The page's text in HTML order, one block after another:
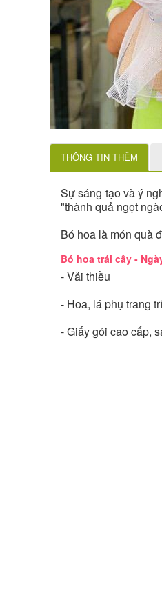
THÔNG TIN THÊM
Sự sáng tạo và ý
"thành quả ngọt
Bó hoa là món quà
Bó hoa trái cây -
- Vải thiều
- Hoa, lá phụ trang trí
- Giấy gói cao cấp,